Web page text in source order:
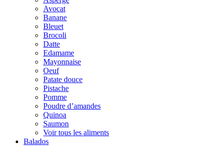
Avocat
Banane
Bleuet
Brocoli
Datte
Edamame
Mayonnaise
Oeuf
Patate douce
Pistache
Pomme
Poudre d’amandes
Quinoa
Saumon
Voir tous les aliments
Balados